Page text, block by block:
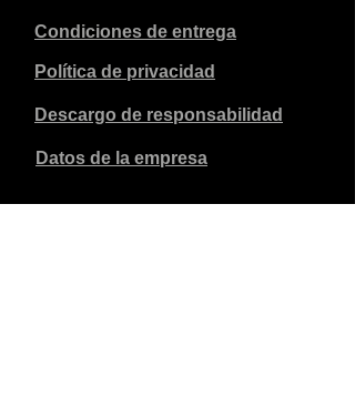
Condiciones de entrega
Política de privacidad
Descargo de responsabilidad
Datos de la empresa